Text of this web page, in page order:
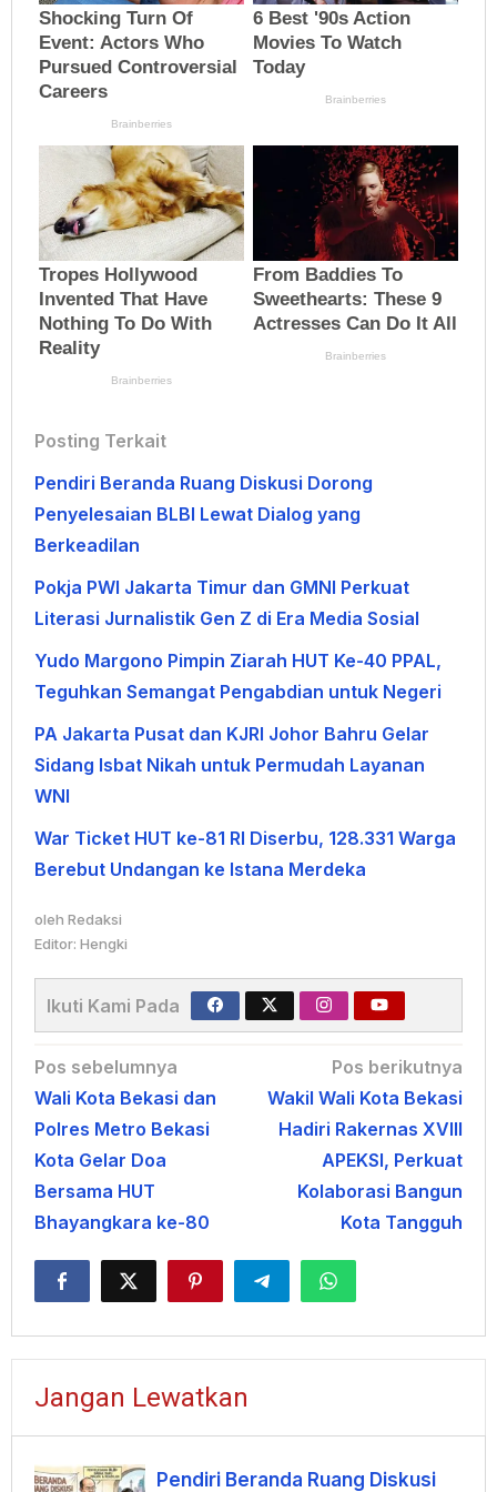
Posting Terkait
Pendiri Beranda Ruang Diskusi Dorong
Penyelesaian BLBI Lewat Dialog yang
Berkeadilan
Pokja PWI Jakarta Timur dan GMNI Perkuat
Literasi Jurnalistik Gen Z di Era Media Sosial
Yudo Margono Pimpin Ziarah HUT Ke-40 PPAL,
Teguhkan Semangat Pengabdian untuk Negeri
PA Jakarta Pusat dan KJRI Johor Bahru Gelar
Sidang Isbat Nikah untuk Permudah Layanan
WNI
War Ticket HUT ke-81 RI Diserbu, 128.331 Warga
Berebut Undangan ke Istana Merdeka
oleh Redaksi
Editor: Hengki
Ikuti Kami Pada
Navigasi
pos
Pos sebelumnya
Wali Kota Bekasi dan
Polres Metro Bekasi
Kota Gelar Doa
Bersama HUT
Bhayangkara ke-80
Pos berikutnya
Wakil Wali Kota Bekasi
Hadiri Rakernas XVIII
APEKSI, Perkuat
Kolaborasi Bangun
Kota Tangguh
Jangan Lewatkan
Pendiri Beranda Ruang Diskusi